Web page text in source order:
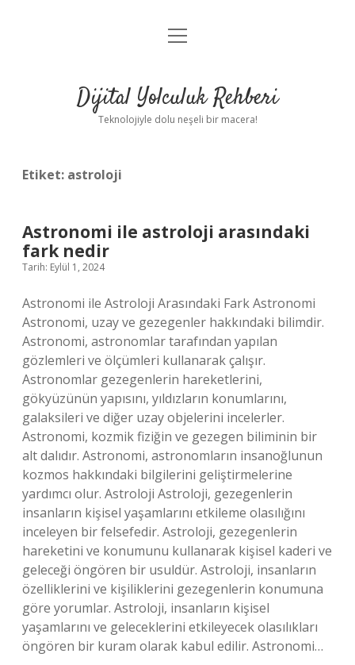
Anasayfa
Yasal Uyarı
menüyü
Dijital Yolculuk Rehberi
Teknolojiyle dolu neşeli bir macera!
Etiket: astroloji
Astronomi ile astroloji arasındaki
fark nedir
Tarih: Eylül 1, 2024
Astronomi ile Astroloji Arasındaki Fark Astronomi
Astronomi, uzay ve gezegenler hakkındaki bilimdir.
Astronomi, astronomlar tarafından yapılan
gözlemleri ve ölçümleri kullanarak çalışır.
Astronomlar gezegenlerin hareketlerini,
gökyüzünün yapısını, yıldızların konumlarını,
galaksileri ve diğer uzay objelerini incelerler.
Astronomi, kozmik fiziğin ve gezegen biliminin bir
alt dalıdır. Astronomi, astronomların insanoğlunun
kozmos hakkındaki bilgilerini geliştirmelerine
yardımcı olur. Astroloji Astroloji, gezegenlerin
insanların kişisel yaşamlarını etkileme olasılığını
inceleyen bir felsefedir. Astroloji, gezegenlerin
hareketini ve konumunu kullanarak kişisel kaderi ve
geleceği öngören bir usuldür. Astroloji, insanların
özelliklerini ve kişiliklerini gezegenlerin konumuna
göre yorumlar. Astroloji, insanların kişisel
yaşamlarını ve geleceklerini etkileyecek olasılıkları
öngören bir kuram olarak kabul edilir. Astronomi…